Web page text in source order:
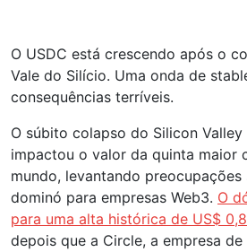
O USDC está crescendo após o
Vale do Silício. Uma onda de
consequências terríveis.
O súbito colapso do Silicon Valley
impactou o valor da quinta maior
mundo, levantando
dominó para empresas Web3. O
para uma alta histórica de US$
depois que a Circle, a empresa